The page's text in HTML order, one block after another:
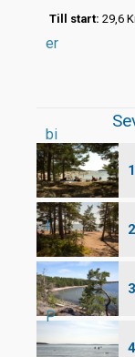
er
bi
l
P
Till start: 29,6